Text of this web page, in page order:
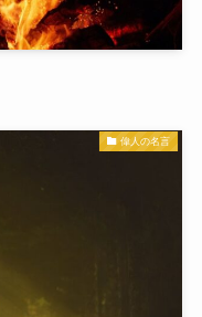
偉人の名言